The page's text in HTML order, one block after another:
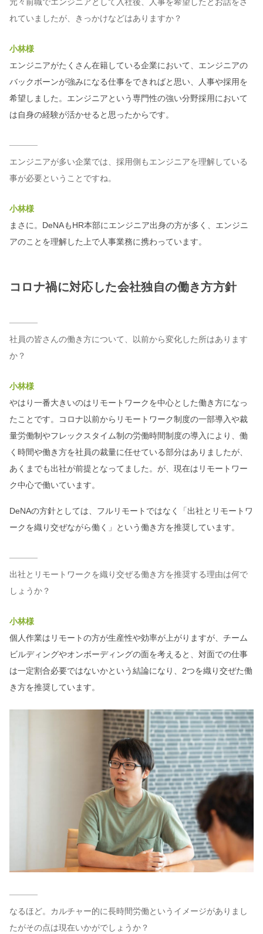
れていましたが、きっかけなどはありますか？
小林様
エンジニアがたくさん在籍している企業において、エンジニアの
バックボーンが強みになる仕事をできればと思い、人事や採用を
希望しました。エンジニアという専門性の強い分野採用において
は自身の経験が活かせると思ったからです。
エンジニアが多い企業では、採用側もエンジニアを理解している
事が必要ということですね。
小林様
まさに。DeNAもHR本部にエンジニア出身の方が多く、エンジニ
アのことを理解した上で人事業務に携わっています。
コロナ禍に対応した会社独自の働き方方針
社員の皆さんの働き方について、以前から変化した所はあります
か？
小林様
やはり一番大きいのはリモートワークを中心とした働き方になっ
たことです。コロナ以前からリモートワーク制度の一部導入や裁
量労働制やフレックスタイム制の労働時間制度の導入により、働
く時間や働き方を社員の裁量に任せている部分はありましたが、
あくまでも出社が前提となってました。が、現在はリモートワー
ク中心で働いています。
DeNAの方針としては、フルリモートではなく「出社とリモートワ
ークを織り交ぜながら働く」という働き方を推奨しています。
出社とリモートワークを織り交ぜる働き方を推奨する理由は何で
しょうか？
小林様
個人作業はリモートの方が生産性や効率が上がりますが、チーム
ビルディングやオンボーディングの面を考えると、対面での仕事
は一定割合必要ではないかという結論になり、2つを織り交ぜた働
き方を推奨しています。
なるほど。カルチャー的に長時間労働というイメージがありまし
たがその点は現在いかがでしょうか？